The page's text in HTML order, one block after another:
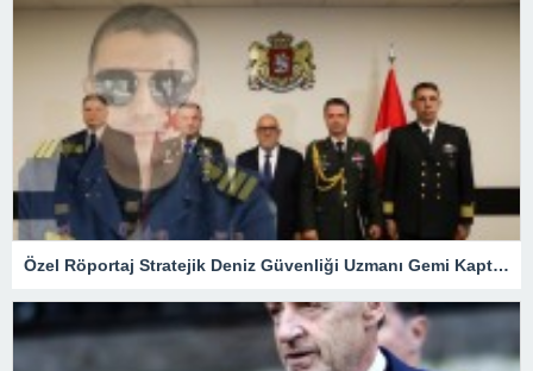
Özel Röportaj Stratejik Deniz Güvenliği Uzmanı Gemi Kaptanı Şahin Avşar ile Konuştuk? “Karadeniz’de yeni bir güvenlik mimarisi mi doğuyor?